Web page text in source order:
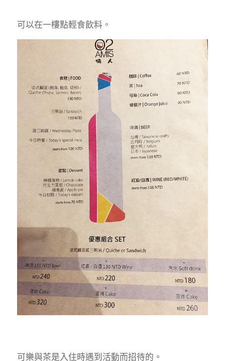
可以在一樓點輕食飲料。
可樂與茶是入住時遇到活動而招待的。